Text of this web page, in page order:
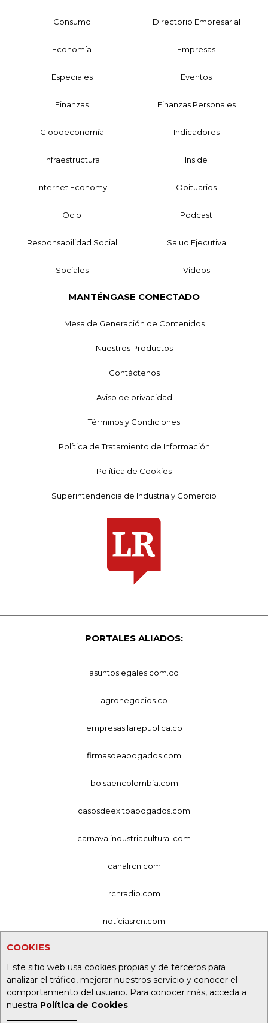
COOKIES
Este sitio web usa cookies propias y de terceros para
analizar el tráfico, mejorar nuestros servicio y conocer el
comportamiento del usuario. Para conocer más, acceda a
nuestra Política de Cookies.
Consumo Directorio Empresarial
Economía Empresas
Especiales Eventos
Finanzas Finanzas Personales
Globoeconomía Indicadores
Infraestructura Inside
Internet Economy Obituarios
Ocio Podcast
Responsabilidad Social Salud Ejecutiva
Sociales Videos
MANTÉNGASE CONECTADO
Mesa de Generación de Contenidos
Nuestros Productos
Contáctenos
Aviso de privacidad
Términos y Condiciones
Política de Tratamiento de Información
Política de Cookies
Superintendencia de Industria y Comercio
PORTALES ALIADOS:
asuntoslegales.com.co
agronegocios.co
empresas.larepublica.co
firmasdeabogados.com
bolsaencolombia.com
casosdeexitoabogados.com
carnavalindustriacultural.com
canalrcn.com
rcnradio.com
noticiasrcn.com
alerta.com.co
deportesrcn.com